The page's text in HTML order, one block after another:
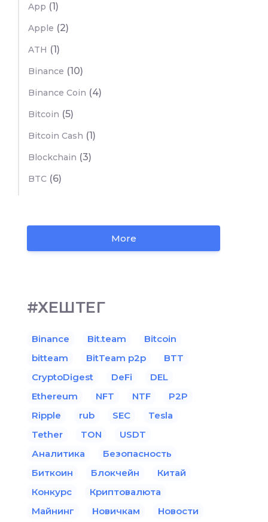
App (1)
Apple (2)
ATH (1)
Binance (10)
Binance Coin (4)
Bitcoin (5)
Bitcoin Cash (1)
Blockchain (3)
BTC (6)
More
#ХЕШТЕГ
Binance Bit.team
Bitcoin
bitteam
BitTeam p2p
BTT
CryptoDigest
DeFi
DEL
Ethereum
NFT NTF
P2P
Ripple
rub SEC
Tesla
Tether
TON
USDT
Аналитика
Безопасность
Биткоин
Блокчейн
Китай
Конкурс
Криптовалюта
Майнинг
Новичкам
Новости